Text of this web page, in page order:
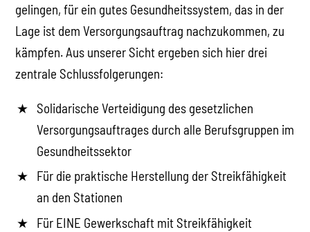
gelingen, für ein gutes Gesundheitssystem, das in der
Lage ist dem Versorgungsauftrag nachzukommen, zu
kämpfen. Aus unserer Sicht ergeben sich hier drei
zentrale Schlussfolgerungen:
Solidarische Verteidigung des gesetzlichen
Versorgungsauftrages durch alle Berufsgruppen im
Gesundheitssektor
Für die praktische Herstellung der Streikfähigkeit
an den Stationen
Für EINE Gewerkschaft mit Streikfähigkeit